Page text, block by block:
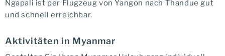
Ngapali ist per Flugzeug von Yangon nach Thandue gut
und schnell erreichbar.
Aktivitäten in Myanmar